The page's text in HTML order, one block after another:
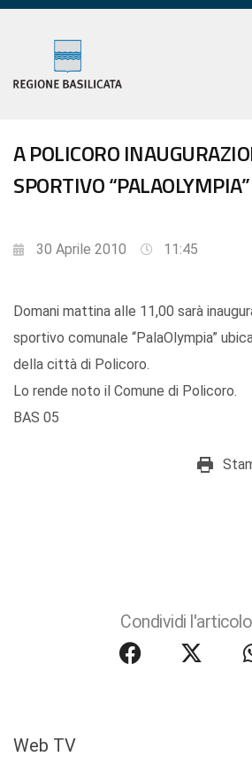
A POLICORO
SPORTIVO “PALAOLYMPIA”
30 Aprile 2010 11:45
Domani mattina alle 11,00 sarà
sportivo comunale “PalaOlympia”
della città di Policoro.
Lo rende noto il Comune di Policoro.
BAS 05
Condividi
Web TV